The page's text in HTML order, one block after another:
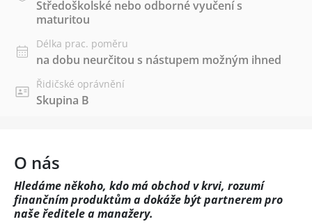
Středoškolské nebo odborné vyučení s
maturitou
Délka prac. poměru
na dobu neurčitou s nástupem možným ihned
Řidičské oprávnění
Skupina B
O nás
Hledáme někoho, kdo má obchod v krvi, rozumí
finančním produktům a dokáže být partnerem pro
naše ředitele a manažery.